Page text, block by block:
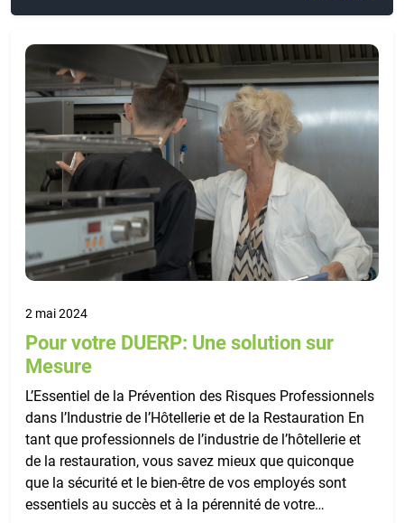
2 mai 2024
Pour votre DUERP: Une solution sur
Mesure
L’Essentiel de la Prévention des Risques Professionnels
dans l’Industrie de l’Hôtellerie et de la Restauration En
tant que professionnels de l’industrie de l’hôtellerie et
de la restauration, vous savez mieux que quiconque
que la sécurité et le bien-être de vos employés sont
essentiels au succès et à la pérennité de votre…